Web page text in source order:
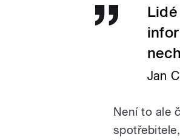
Jan
Není to ale